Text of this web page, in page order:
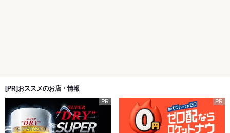
[PR]おススメのお店・情報
PR PR